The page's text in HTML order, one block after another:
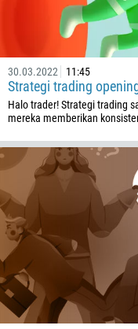
30.03.2022 11:45
Strategi trading
Halo trader! Strategi trading
mereka memberikan
Nomor telepon
93
355
213
1684
Waktu untuk
00:00
Masukkan